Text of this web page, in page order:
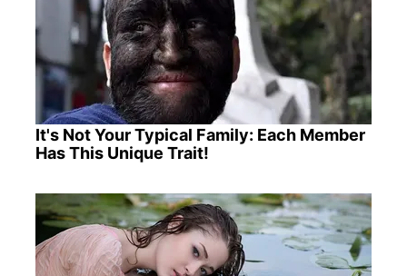
It's Not Your Typical Family: Each Member
Has This Unique Trait!